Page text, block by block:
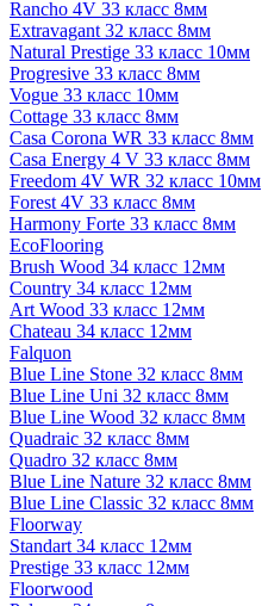
Rancho 4V 33 класс 8мм
Extravagant 32 класс 8мм
Natural Prestige 33 класс 10мм
Progresive 33 класс 8мм
Vogue 33 класс 10мм
Cottage 33 класс 8мм
Casa Corona WR 33 класс 8мм
Casa Energy 4 V 33 класс 8мм
Freedom 4V WR 32 класс 10мм
Forest 4V 33 класс 8мм
Harmony Forte 33 класс 8мм
EcoFlooring
Brush Wood 34 класс 12мм
Country 34 класс 12мм
Art Wood 33 класс 12мм
Chateau 34 класс 12мм
Falquon
Blue Line Stone 32 класс 8мм
Blue Line Uni 32 класс 8мм
Blue Line Wood 32 класс 8мм
Quadraic 32 класс 8мм
Quadro 32 класс 8мм
Blue Line Nature 32 класс 8мм
Blue Line Classic 32 класс 8мм
Floorway
Standart 34 класс 12мм
Prestige 33 класс 12мм
Floorwood